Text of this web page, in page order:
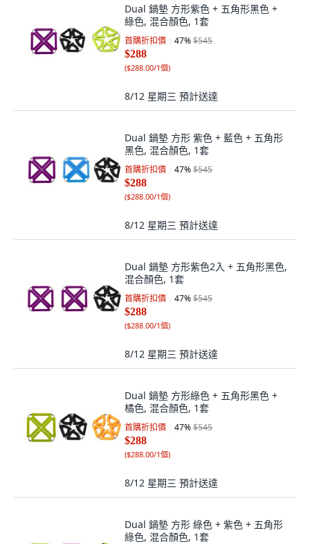
Dual 鍋墊 方形紫色 + 五角形黑色 +
綠色, 混合顏色, 1套
首購折扣價 47%$545
$288
($288.00/1個)
8/12 星期三 預計送達
Dual 鍋墊 方形 紫色 + 藍色 + 五角形
黑色, 混合顏色, 1套
首購折扣價 47%$545
$288
($288.00/1個)
8/12 星期三 預計送達
Dual 鍋墊 方形紫色2入 + 五角形黑色,
混合顏色, 1套
首購折扣價 47%$545
$288
($288.00/1個)
8/12 星期三 預計送達
Dual 鍋墊 方形綠色 + 五角形黑色 +
橘色, 混合顏色, 1套
首購折扣價 47%$545
$288
($288.00/1個)
8/12 星期三 預計送達
Dual 鍋墊 方形 綠色 + 紫色 + 五角形
綠色, 混合顏色, 1套